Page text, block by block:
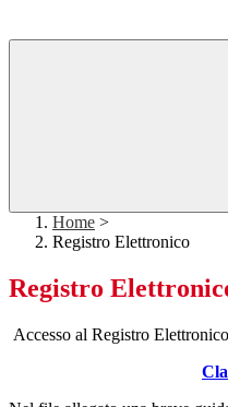
Home >
Registro Elettronico
Registro
Accesso al Registro